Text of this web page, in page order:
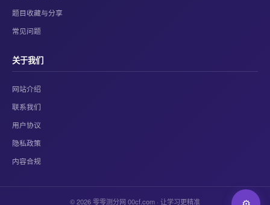
题目收藏与分享
常见问题
关于我们
网站介绍
联系我们
用户协议
隐私政策
内容合规
© 2026 零零测分网 00cf.com · 让学习更精准